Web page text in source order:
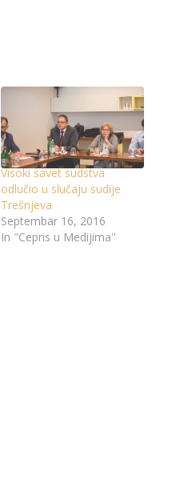
Visoki savet sudstva
odlučio u slučaju sudije
Trešnjeva
Septembar 16, 2016
In "Cepris u Medijima"